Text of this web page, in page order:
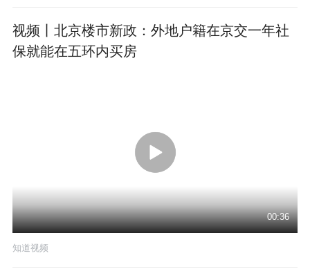
视频丨北京楼市新政：外地户籍在京交一年社
保就能在五环内买房
00:36
知道视频